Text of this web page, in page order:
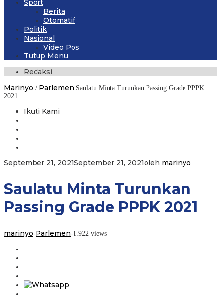
Sport
Berita
Otomatif
Politik
Nasional
Video Pos
Tutup Menu
Redaksi
Marinyo / Parlemen Saulatu Minta Turunkan Passing Grade PPPK
2021
Ikuti Kami
September 21, 2021September 21, 2021oleh marinyo
Saulatu Minta Turunkan
Passing Grade PPPK 2021
marinyo-Parlemen-1.922 views